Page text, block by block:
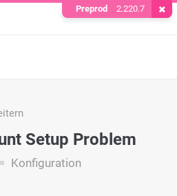
Setup Problem
Konfiguration
Preprod 2.220.7